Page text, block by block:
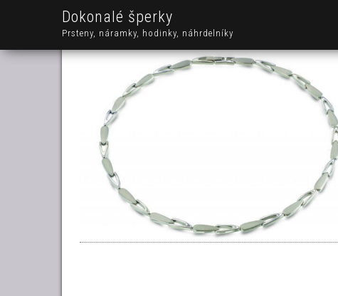
Dokonalé šperky
Prsteny, náramky, hodinky, náhrdelníky